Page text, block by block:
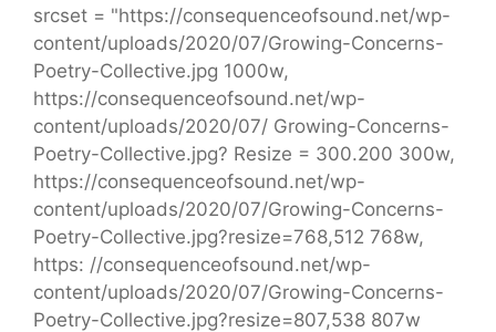
srcset = "https://consequenceofsound.net/wp-
content/uploads/2020/07/Growing-Concerns-
Poetry-Collective.jpg 1000w,
https://consequenceofsound.net/wp-
content/uploads/2020/07/ Growing-Concerns-
Poetry-Collective.jpg? Resize = 300.200 300w,
https://consequenceofsound.net/wp-
content/uploads/2020/07/Growing-Concerns-
Poetry-Collective.jpg?resize=768,512 768w,
https: //consequenceofsound.net/wp-
content/uploads/2020/07/Growing-Concerns-
Poetry-Collective.jpg?resize=807,538 807w